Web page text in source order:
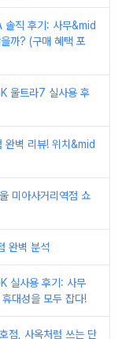
직 후기: 사무&mid
까? (구매 혜택 포
울트라7 실사용 후
완벽 리뷰! 위치&mid
미아사거리역점 쇼
완벽 분석
실사용 후기: 사무
대성을 모두 잡다!
점, 사옥처럼 쓰는 단